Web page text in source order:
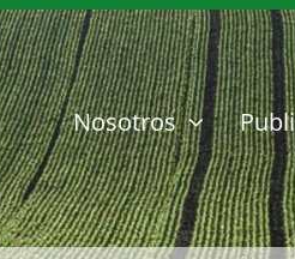
Nosotros